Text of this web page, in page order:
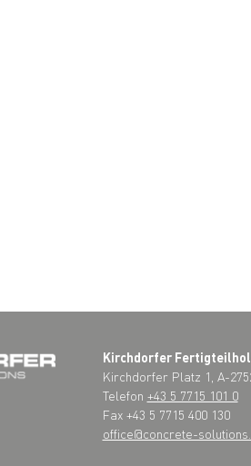
Kirchdorfer
Kirchdorfer Platz 1, A-
Telefon +43 5 7715 101 0
Fax +43 5 7715 400 130
office@concrete-